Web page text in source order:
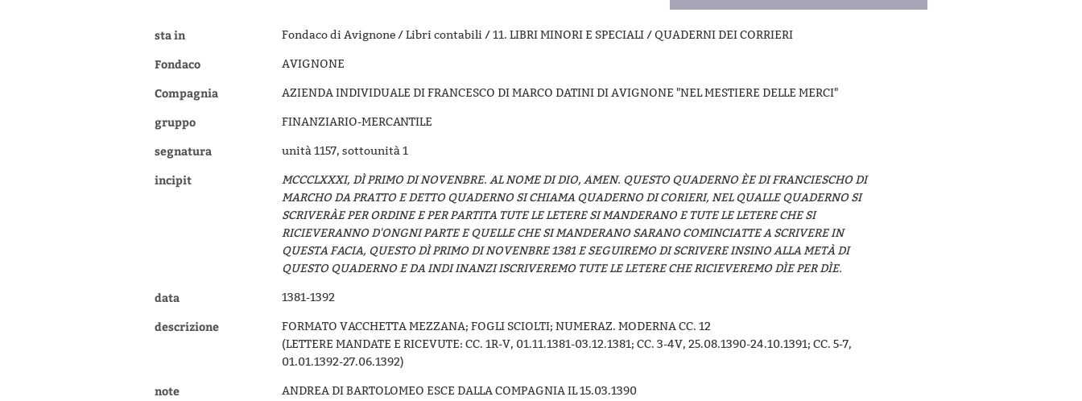
sta in Fondaco di Avignone / Libri contabili / 11. LIBRI MINORI E SPECIALI / QUADERNI DEI CORRIERI
Fondaco AVIGNONE
Compagnia AZIENDA INDIVIDUALE DI FRANCESCO DI MARCO DATINI DI AVIGNONE "NEL MESTIERE DELLE MERCI"
gruppo FINANZIARIO-MERCANTILE
segnatura unità 1157, sottounità 1
incipit
MCCCLXXXI, DÌ PRIMO DI NOVENBRE. AL NOME DI DIO, AMEN. QUESTO QUADERNO ÈE DI FRANCIESCHO DI
MARCHO DA PRATTO E DETTO QUADERNO SI CHIAMA QUADERNO DI CORIERI, NEL QUALLE QUADERNO SI
SCRIVERÀE PER ORDINE E PER PARTITA TUTE LE LETERE SI MANDERANO E TUTE LE LETERE CHE SI
RICIEVERANNO D'ONGNI PARTE E QUELLE CHE SI MANDERANO SARANO COMINCIATTE A SCRIVERE IN
QUESTA FACIA, QUESTO DÌ PRIMO DI NOVENBRE 1381 E SEGUIREMO DI SCRIVERE INSINO ALLA METÀ DI
QUESTO QUADERNO E DA INDI INANZI ISCRIVEREMO TUTE LE LETERE CHE RICIEVEREMO DÌE PER DÌE.
data 1381-1392
descrizione
FORMATO VACCHETTA MEZZANA; FOGLI SCIOLTI; NUMERAZ. MODERNA CC. 12
(LETTERE MANDATE E RICEVUTE: CC. 1R-V, 01.11.1381-03.12.1381; CC. 3-4V, 25.08.1390-24.10.1391; CC. 5-7,
01.01.1392-27.06.1392)
note ANDREA DI BARTOLOMEO ESCE DALLA COMPAGNIA IL 15.03.1390